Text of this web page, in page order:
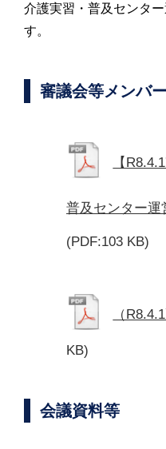
介護実習・普及センタ
す。
審議会等メンバー
【
普及センター運
(PDF:103 KB)
（
KB)
会議資料等